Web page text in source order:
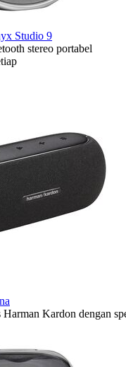
Studio 9
stereo portabel
Kardon dengan